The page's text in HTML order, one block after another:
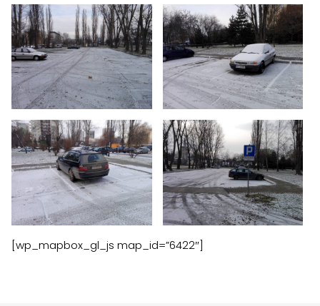
[wp_mapbox_gl_js map_id=”6422″]
Zgłoś problem lub uwagę
Twoja opinia pomaga nam ulepszać serwis
Tu możesz zgłosić uwagi do strony internetowej lub
zaproponować ulepszenia.
Awarie w blokachzgłaszaj telefonicznie.
Rodzaj zgłoszenia